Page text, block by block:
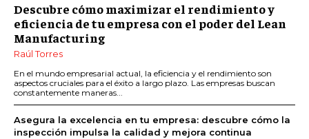
Descubre cómo maximizar el rendimiento y
eficiencia de tu empresa con el poder del Lean
Manufacturing
Raúl Torres
En el mundo empresarial actual, la eficiencia y el rendimiento son
aspectos cruciales para el éxito a largo plazo. Las empresas buscan
constantemente maneras...
Asegura la excelencia en tu empresa: descubre cómo la
inspección impulsa la calidad y mejora continua